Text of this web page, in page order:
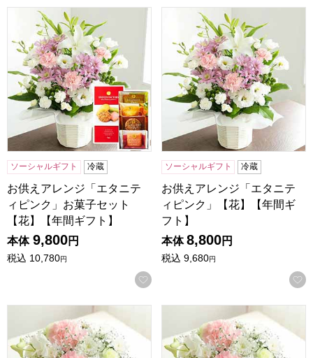
お供えアレンジ「エタニティピンク」お菓子セット【花】【
ソーシャルギフト 冷蔵
お供えアレンジ「エタニテ
ィピンク」お菓子セット
【花】【年間ギフト】
本体 9,800円
税込 10,780円
お気に入りに登録する
お供えアレンジ「エタニテ
ソーシャルギフト 冷蔵
お供えアレンジ「エタニテ
ィピンク」【花】【年間ギ
フト】
本体 8,800円
税込 9,680円
お供えアレンジ「ピンクシンフォニー」お線香付き【花】【
お供えアレンジ「ピンクシ